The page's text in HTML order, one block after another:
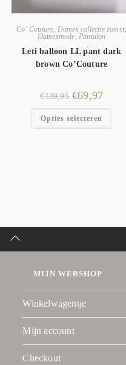
Co' Couture Dames collectie zomer,
Damesmode Pantalon
Leti balloon LL pant dark
brown Co’Couture
€139,95 €69,97
Opties selecteren
MIJN WEBSHOP
Winkelwagentje
Mijn account
Checkout